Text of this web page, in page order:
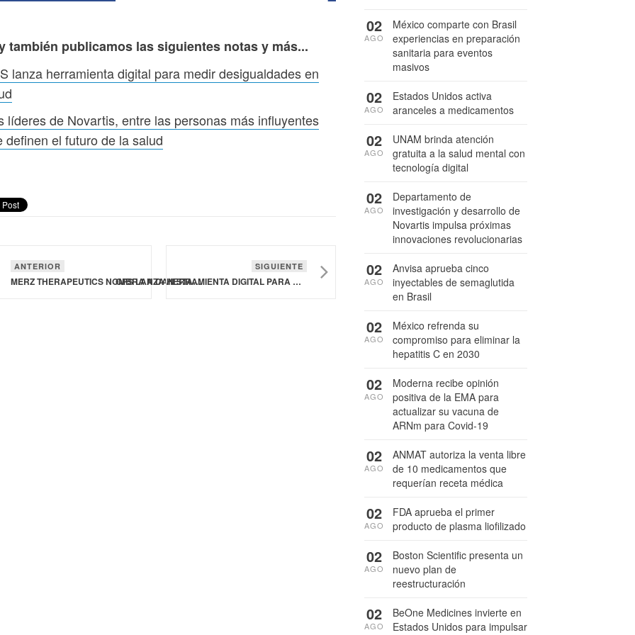
también publicamos las siguientes notas y más...
lanza herramienta digital para medir desigualdades en
líderes de Novartis, entre las personas más influyentes
definen el futuro de la salud
ANTERIOR
MERZ THERAPEUTICS NOMBRA A DAN STANER COMO PRESIDENTE PARA LA REGIÓN DE EUROPA
SIGUIENTE
OPS LANZA HERRAMIENTA DIGITAL PARA MEDIR DESIGUALDADES EN SALUD
México comparte con Brasil
experiencias en preparación
sanitaria para eventos
masivos
02
AGO
Estados Unidos activa
aranceles a medicamentos
02
AGO
UNAM brinda atención
gratuita a la salud mental con
tecnología digital
02
AGO
Departamento de
investigación y desarrollo de
Novartis impulsa próximas
innovaciones revolucionarias
02
AGO
Anvisa aprueba cinco
inyectables de semaglutida
en Brasil
02
AGO
México refrenda su
compromiso para eliminar la
hepatitis C en 2030
02
AGO
Moderna recibe opinión
positiva de la EMA para
actualizar su vacuna de
ARNm para Covid-19
02
AGO
ANMAT autoriza la venta libre
de 10 medicamentos que
requerían receta médica
02
AGO
FDA aprueba el primer
producto de plasma liofilizado
02
AGO
Boston Scientific presenta un
nuevo plan de
reestructuración
02
AGO
BeOne Medicines invierte en
Estados Unidos para impulsar
02
AGO